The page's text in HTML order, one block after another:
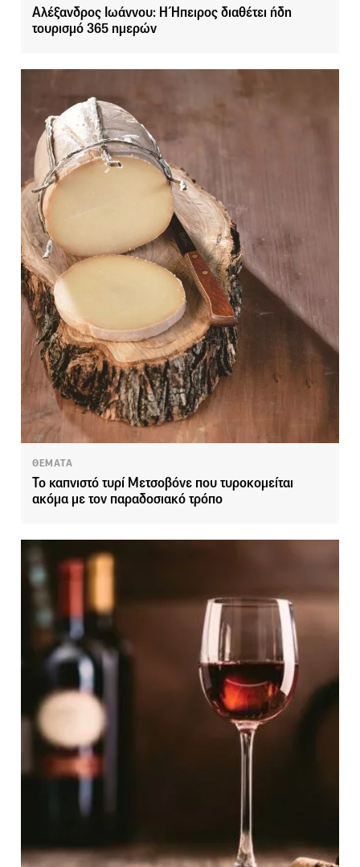
Αλέξανδρος Ιωάννου: Η Ήπειρος διαθέτει ήδη
τουρισμό 365 ημερών
ΘΕΜΑΤΑ
Το καπνιστό τυρί Μετσοβόνε που τυροκομείται
ακόμα με τον παραδοσιακό τρόπο